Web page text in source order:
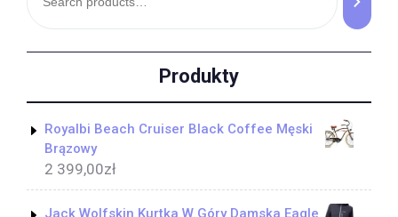
Produkty
Royalbi Beach Cruiser Black Coffee Męski
Brązowy
2 399,00zł
Jack Wolfskin Kurtka W Góry Damska Eagle